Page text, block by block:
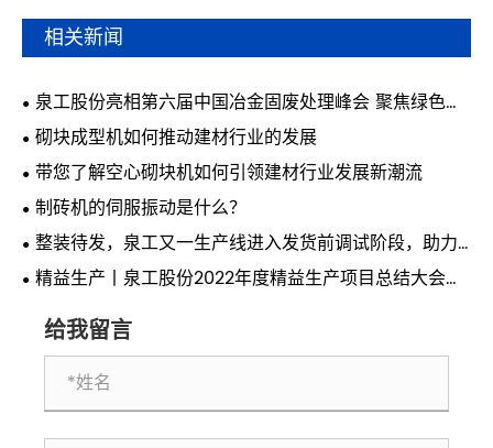
相关新闻
泉工股份亮相第六届中国冶金固废处理峰会 聚焦绿色智
能固废制砖技术
砌块成型机如何推动建材行业的发展
带您了解空心砌块机如何引领建材行业发展新潮流
制砖机的伺服振动是什么？
整装待发，泉工又一生产线进入发货前调试阶段，助力
华中城市提速发展
精益生产丨泉工股份2022年度精益生产项目总结大会隆
给我留言